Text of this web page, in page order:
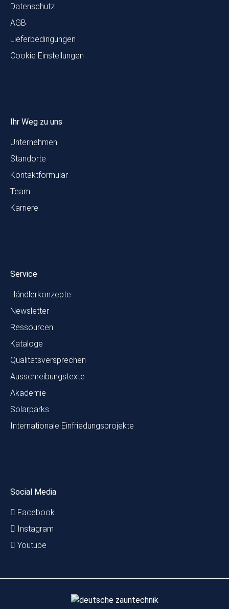
Datenschutz
AGB
Lieferbedingungen
Cookie Einstellungen
Ihr Weg zu uns
Unternehmen
Standorte
Kontaktformular
Team
Karriere
Service
Händlerkonzepte
Newsletter
Ressourcen
Kataloge
Qualitätsversprechen
Ausschreibungstexte
Akademie
Solarparks
Internationale Einfriedungsprojekte
Social Media
Facebook
Instagram
Youtube